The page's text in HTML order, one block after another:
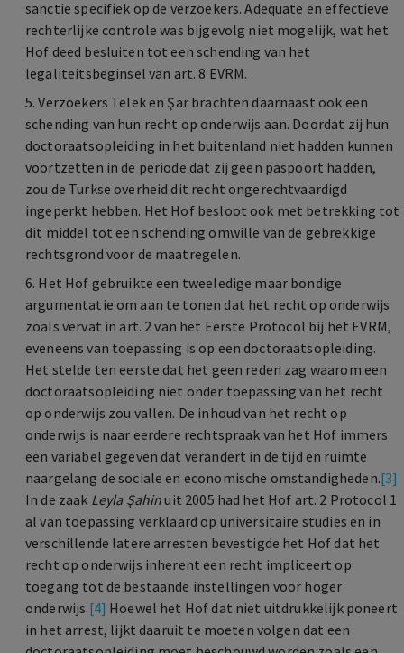
sanctie specifiek op de verzoekers. Adequate en effectieve
rechterlijke controle was bijgevolg niet mogelijk, wat het
Hof deed besluiten tot een schending van het
legaliteitsbeginsel van art. 8 EVRM.
5. Verzoekers Telek en Şar brachten daarnaast ook een
schending van hun recht op onderwijs aan. Doordat zij hun
doctoraatsopleiding in het buitenland niet hadden kunnen
voortzetten in de periode dat zij geen paspoort hadden,
zou de Turkse overheid dit recht ongerechtvaardigd
ingeperkt hebben. Het Hof besloot ook met betrekking tot
dit middel tot een schending omwille van de gebrekkige
rechtsgrond voor de maatregelen.
6. Het Hof gebruikte een tweeledige maar bondige
argumentatie om aan te tonen dat het recht op onderwijs
zoals vervat in art. 2 van het Eerste Protocol bij het EVRM,
eveneens van toepassing is op een doctoraatsopleiding.
Het stelde ten eerste dat het geen reden zag waarom een
doctoraatsopleiding niet onder toepassing van het recht
op onderwijs zou vallen. De inhoud van het recht op
onderwijs is naar eerdere rechtspraak van het Hof immers
een variabel gegeven dat verandert in de tijd en ruimte
naargelang de sociale en economische omstandigheden.[3]
In de zaak Leyla Şahinuit 2005 had het Hof art. 2 Protocol 1
al van toepassing verklaard op universitaire studies en in
verschillende latere arresten bevestigde het Hof dat het
recht op onderwijs inherent een recht impliceert op
toegang tot de bestaande instellingen voor hoger
onderwijs.[4] Hoewel het Hof dat niet uitdrukkelijk poneert
in het arrest, lijkt daaruit te moeten volgen dat een